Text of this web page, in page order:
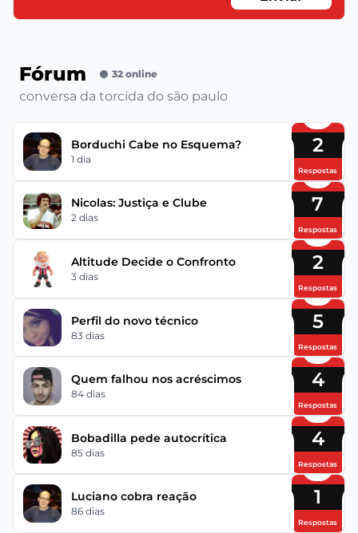
Fórum 32 online
conversa da torcida do são paulo
Borduchi Cabe no Esquema?
1 dia
2
Respostas
Nicolas: Justiça e Clube
2 dias
7
Respostas
Altitude Decide o Confronto
3 dias
2
Respostas
Perfil do novo técnico
83 dias
5
Respostas
Quem falhou nos acréscimos
84 dias
4
Respostas
Bobadilla pede autocrítica
85 dias
4
Respostas
Luciano cobra reação
86 dias
1
Respostas